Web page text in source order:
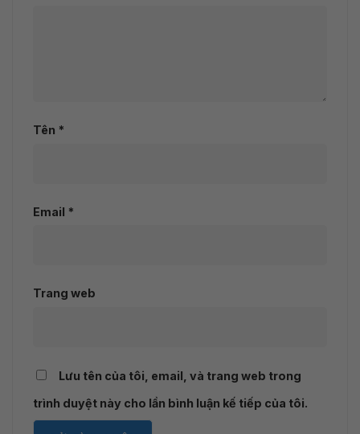
Tên *
Email *
Trang web
Lưu tên của tôi, email, và trang web trong
trình duyệt này cho lần bình luận kế tiếp của tôi.